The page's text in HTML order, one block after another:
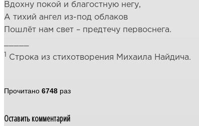
Вдохну покой и благостную негу,
А тихий ангел из-под облаков
Пошлёт нам свет – предтечу первоснега.
1 Строка из стихотворения Михаила Найдича.
Прочитано 6748 раз
Оставить комментарий